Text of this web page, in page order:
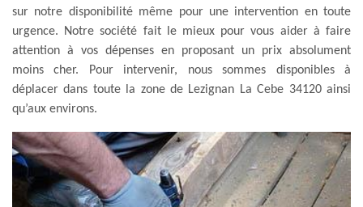
sur notre disponibilité même pour une intervention en toute
urgence. Notre société fait le mieux pour vous aider à faire
attention à vos dépenses en proposant un prix absolument
moins cher. Pour intervenir, nous sommes disponibles à
déplacer dans toute la zone de Lezignan La Cebe 34120 ainsi
qu’aux environs.